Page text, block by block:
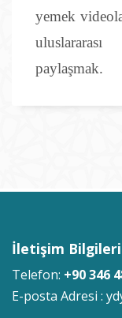
yemek
paylaşmak.
İletişim Bilgileri
Telefon: +90 346
E-posta Adresi :